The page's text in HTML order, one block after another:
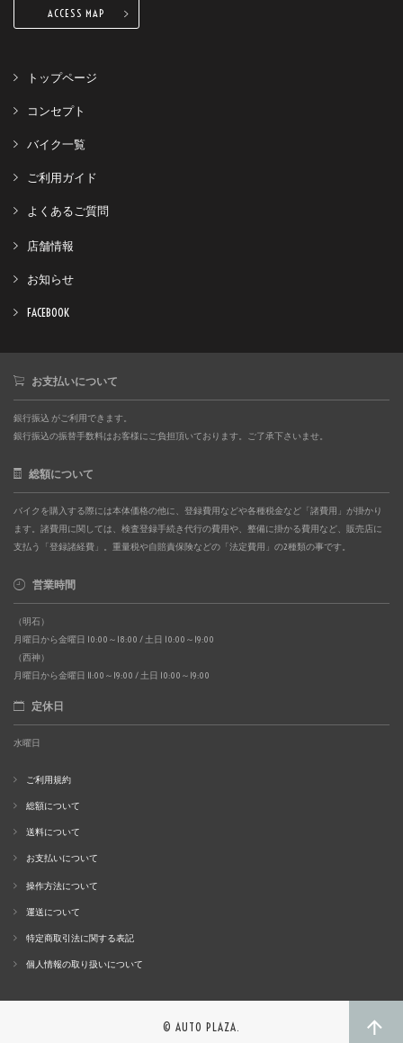
ACCESS MAP
トップページ
コンセプト
バイク一覧
ご利用ガイド
よくあるご質問
店舗情報
お知らせ
FACEBOOK
お支払いについて
銀行振込 がご利用できます。
銀行振込の振替手数料はお客様にご負担頂いております。ご了承下さいませ。
総額について
バイクを購入する際には本体価格の他に、登録費用などや各種税金など「諸費用」が掛かり
ます。諸費用に関しては、検査登録手続き代行の費用や、整備に掛かる費用など、販売店に
支払う「登録諸経費」。重量税や自賠責保険などの「法定費用」の2種類の事です。
営業時間
（明石）
月曜日から金曜日 10:00～18:00 / 土日 10:00～19:00
（西神）
月曜日から金曜日 11:00～19:00 / 土日 10:00～19:00
定休日
水曜日
ご利用規約
総額について
送料について
お支払いについて
操作方法について
運送について
特定商取引法に関する表記
個人情報の取り扱いについて
© AUTO PLAZA.